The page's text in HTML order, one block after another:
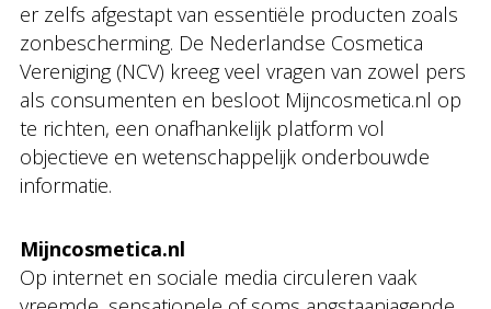
er zelfs afgestapt van essentiële producten zoals
zonbescherming. De Nederlandse Cosmetica
Vereniging (NCV) kreeg veel vragen van zowel pers
als consumenten en besloot Mijncosmetica.nl op
te richten, een onafhankelijk platform vol
objectieve en wetenschappelijk onderbouwde
informatie.
Mijncosmetica.nl
Op internet en sociale media circuleren vaak